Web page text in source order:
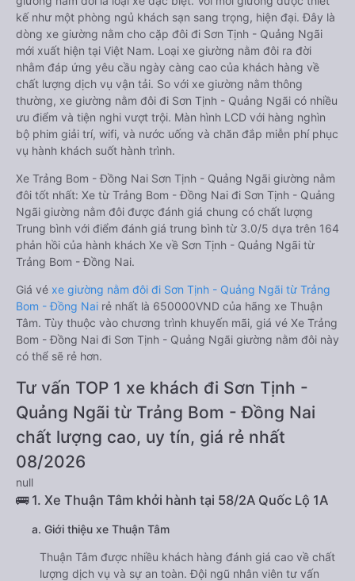
kế như một phòng ngủ khách sạn sang trọng, hiện đại. Đây là
dòng xe giường nằm cho cặp đôi đi Sơn Tịnh - Quảng Ngãi
mới xuất hiện tại Việt Nam. Loại xe giường nằm đôi ra đời
nhằm đáp ứng yêu cầu ngày càng cao của khách hàng về
chất lượng dịch vụ vận tải. So với xe giường nằm thông
thường, xe giường nằm đôi đi Sơn Tịnh - Quảng Ngãi có nhiều
ưu điểm và tiện nghi vượt trội. Màn hình LCD với hàng nghìn
bộ phim giải trí, wifi, và nước uống và chăn đắp miễn phí phục
vụ hành khách suốt hành trình.
Xe Trảng Bom - Đồng Nai Sơn Tịnh - Quảng Ngãi giường nằm
đôi tốt nhất: Xe từ Trảng Bom - Đồng Nai đi Sơn Tịnh - Quảng
Ngãi giường nằm đôi được đánh giá chung có chất lượng
Trung bình với điểm đánh giá trung bình từ 3.0/5 dựa trên 164
phản hồi của hành khách Xe về Sơn Tịnh - Quảng Ngãi từ
Trảng Bom - Đồng Nai.
Giá vé xe giường nằm đôi đi Sơn Tịnh - Quảng Ngãi từ Trảng
Bom - Đồng Nai rẻ nhất là 650000VND của hãng xe Thuận
Tâm. Tùy thuộc vào chương trình khuyến mãi, giá vé Xe Trảng
Bom - Đồng Nai đi Sơn Tịnh - Quảng Ngãi giường nằm đôi này
có thể sẽ rẻ hơn.
Tư vấn TOP 1 xe khách đi Sơn Tịnh -
Quảng Ngãi từ Trảng Bom - Đồng Nai
chất lượng cao, uy tín, giá rẻ nhất
08/2026
null
🚌 1. Xe Thuận Tâm khởi hành tại 58/2A Quốc Lộ 1A
a. Giới thiệu xe Thuận Tâm
Thuận Tâm được nhiều khách hàng đánh giá cao về chất
lượng dịch vụ và sự an toàn. Đội ngũ nhân viên tư vấn